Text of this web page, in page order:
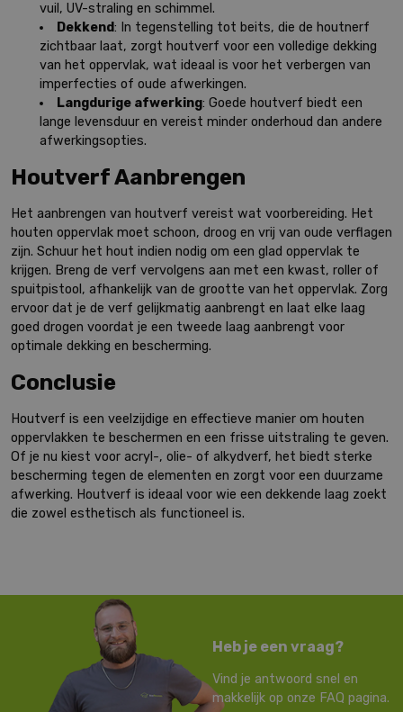
vuil, UV-straling en schimmel.
Dekkend: In tegenstelling tot beits, die de houtnerf
zichtbaar laat, zorgt houtverf voor een volledige dekking
van het oppervlak, wat ideaal is voor het verbergen van
imperfecties of oude afwerkingen.
Langdurige afwerking: Goede houtverf biedt een
lange levensduur en vereist minder onderhoud dan andere
afwerkingsopties.
Houtverf Aanbrengen
Het aanbrengen van houtverf vereist wat voorbereiding. Het
houten oppervlak moet schoon, droog en vrij van oude verflagen
zijn. Schuur het hout indien nodig om een glad oppervlak te
krijgen. Breng de verf vervolgens aan met een kwast, roller of
spuitpistool, afhankelijk van de grootte van het oppervlak. Zorg
ervoor dat je de verf gelijkmatig aanbrengt en laat elke laag
goed drogen voordat je een tweede laag aanbrengt voor
optimale dekking en bescherming.
Conclusie
Houtverf is een veelzijdige en effectieve manier om houten
oppervlakken te beschermen en een frisse uitstraling te geven.
Of je nu kiest voor acryl-, olie- of alkydverf, het biedt sterke
bescherming tegen de elementen en zorgt voor een duurzame
afwerking. Houtverf is ideaal voor wie een dekkende laag zoekt
die zowel esthetisch als functioneel is.
Heb je een vraag?
Vind je antwoord snel en
makkelijk op onze FAQ pagina.